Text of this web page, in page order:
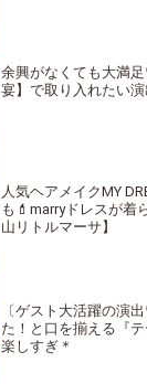
余興がなくても大満
宴】で取り入れたい
人気ヘアメイクMY
も💄marryドレスが着
山リトルマーサ】
〔ゲスト大活躍の演
た！と口を揃える『
楽しすぎ＊